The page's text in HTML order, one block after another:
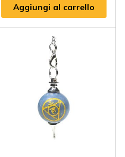
Aggiungi al carrello